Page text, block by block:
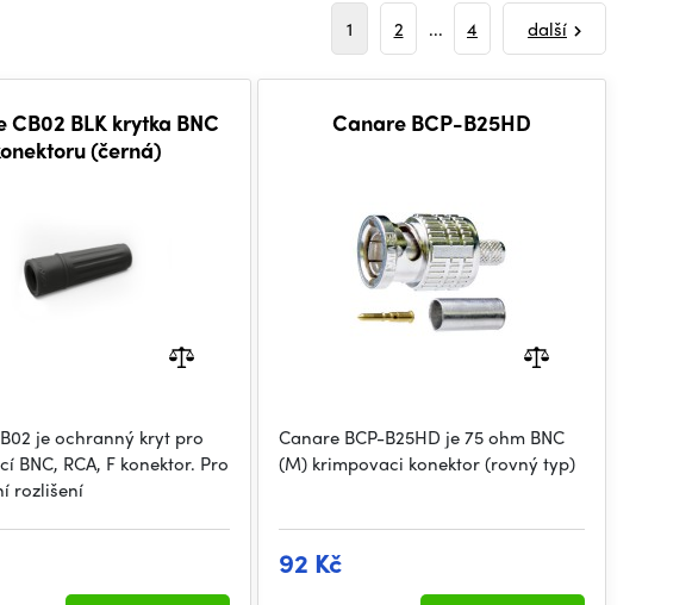
1 2 ... 4 další
CB02 BLK krytka BNC
(černá)
je ochranný kryt pro
BNC, RCA, F konektor. Pro
rozlišení
Canare BCP-B25HD
Canare BCP-B25HD je 75 ohm BNC
(M) krimpovaci konektor (rovný typ)
92 Kč